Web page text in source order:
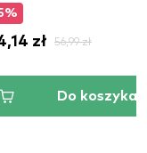
zł 56,99 zł
Do koszyka